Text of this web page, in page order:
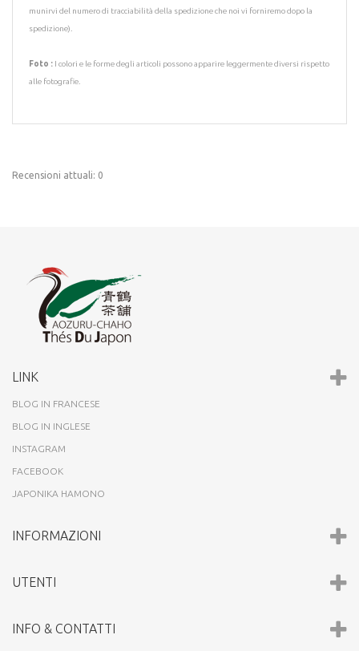
munirvi del numero di tracciabilità della spedizione che noi vi forniremo dopo la
spedizione).
Foto : I colori e le forme degli articoli possono apparire leggermente diversi rispetto
alle fotografie.
Recensioni attuali: 0
LINK
BLOG IN FRANCESE
BLOG IN INGLESE
INSTAGRAM
FACEBOOK
JAPONIKA HAMONO
INFORMAZIONI
UTENTI
INFO & CONTATTI